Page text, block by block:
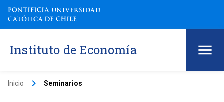
Instituto de Economía
Inicio keyboard_arrow_right Seminarios